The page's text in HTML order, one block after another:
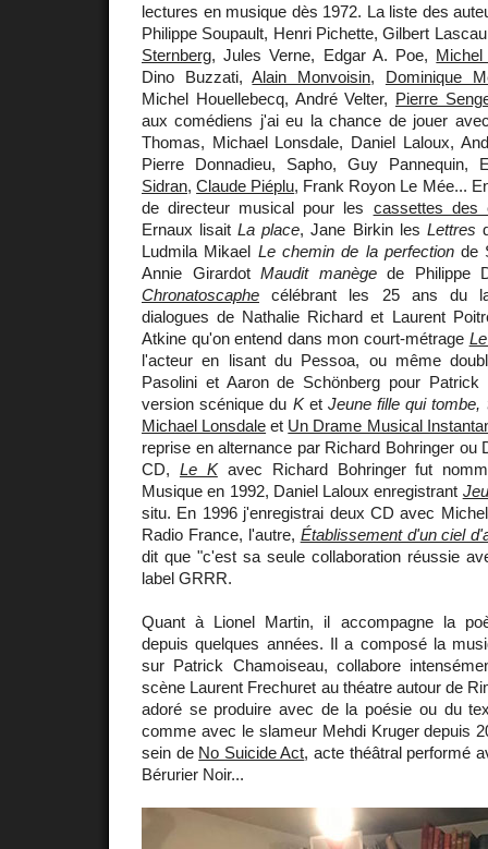
lectures en musique dès 1972. La liste des
Philippe Soupault, Henri Pichette, Gilbert
Sternberg, Jules Verne, Edgar A. Poe,
Dino Buzzati,Alain Monvoisin, Dominique
Michel Houellebecq, André Velter, Pierre
aux comédiens j'ai eu la chance de jouer
Thomas, Michael Lonsdale, Daniel Laloux,
Pierre Donnadieu, Sapho, Guy Pannequin,
Sidran,Claude Piéplu, Frank Royon Le Mée...
de directeur musical pour les cassettes des
Ernaux lisaitLa place, Jane Birkin les Lettres
Ludmila Mikael Le chemin de la perfectionde
Annie GirardotMaudit manègede Philippe
Chronatoscaphe célébrant les 25 ans du
dialogues de Nathalie Richard et Laurent
Atkine qu'on entend dans mon court-métrage
l'acteur en lisant du Pessoa, ou même
Pasolini et Aaron de Schönberg pour
version scénique du Ket Jeune fille qui tombe,
Michael Lonsdale et Un Drame Musical
reprise en alternance par Richard Bohringer ou
CD, Le Kavec Richard Bohringer fut
Musique en 1992, Daniel Laloux enregistrant
situ. En 1996 j'enregistrai deux CD avec
Radio France, l'autre, Établissement d'un ciel
dit que "c'est sa seule collaboration réussie
label GRRR.
Quant à Lionel Martin, il accompagne la
depuis quelques années. Il a composé la
sur Patrick Chamoiseau, collabore
scène Laurent Frechuret au théatre autour de
adoré se produire avec de la poésie ou du
comme avec le slameur Mehdi Kruger depuis
sein de No Suicide Act, acte théâtral performé
Bérurier Noir...